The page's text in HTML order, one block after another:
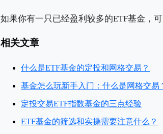
如果你有一只已经盈利较多的ETF基金，
相关文章
什么是ETF基金的定投和网格交易？
基金怎么玩新手入门：什么是网格交易
定投交易ETF指数基金的三点经验
ETF基金的筛选和实操需要注意什么？